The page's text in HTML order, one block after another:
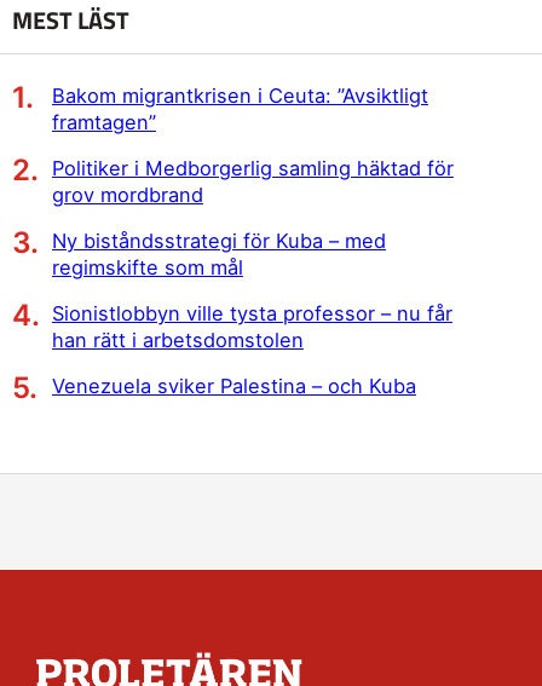
MEST LÄST
Bakom migrantkrisen i Ceuta: ”Avsiktligt
framtagen”
Politiker i Medborgerlig samling häktad för
grov mordbrand
Ny biståndsstrategi för Kuba – med
regimskifte som mål
Sionistlobbyn ville tysta professor – nu får
han rätt i arbetsdomstolen
Venezuela sviker Palestina – och Kuba